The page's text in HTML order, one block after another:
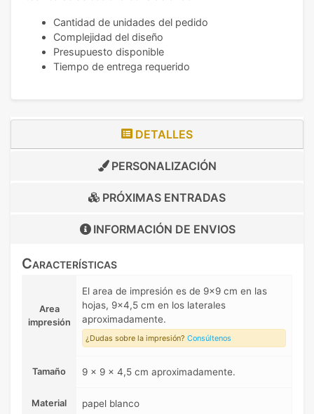
Cantidad de unidades del pedido
Complejidad del diseño
Presupuesto disponible
Tiempo de entrega requerido
DETALLES
PERSONALIZACIÓN
PRÓXIMAS ENTRADAS
INFORMACIÓN DE ENVIOS
Características
Area
impresión
El area de impresión es de 9x9 cm en las
hojas, 9x4,5 cm en los laterales
aproximadamente.
¿Dudas sobre la impresión? Consúltenos
Tamaño 9 x 9 x 4,5 cm aproximadamente.
Material papel blanco